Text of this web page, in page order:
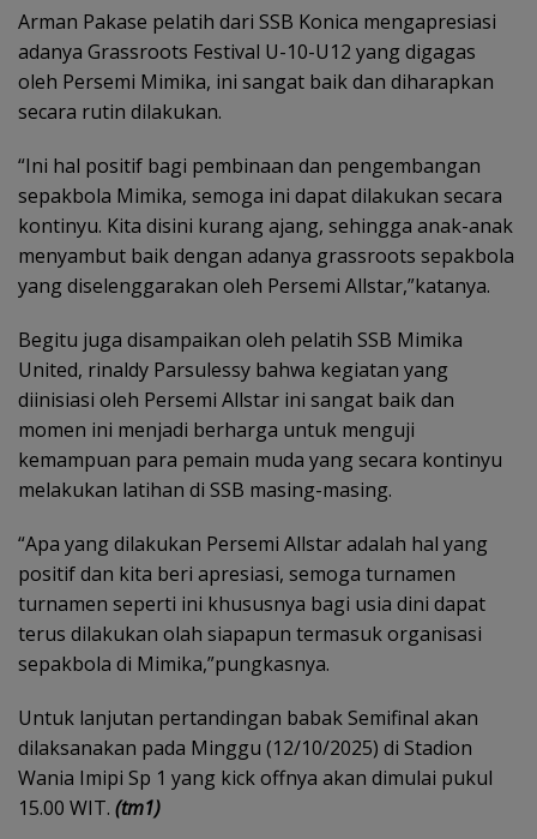
Arman Pakase pelatih dari SSB Konica mengapresiasi
adanya Grassroots Festival U-10-U12 yang digagas
oleh Persemi Mimika, ini sangat baik dan diharapkan
secara rutin dilakukan.
“Ini hal positif bagi pembinaan dan pengembangan
sepakbola Mimika, semoga ini dapat dilakukan secara
kontinyu. Kita disini kurang ajang, sehingga anak-anak
menyambut baik dengan adanya grassroots sepakbola
yang diselenggarakan oleh Persemi Allstar,”katanya.
Begitu juga disampaikan oleh pelatih SSB Mimika
United, rinaldy Parsulessy bahwa kegiatan yang
diinisiasi oleh Persemi Allstar ini sangat baik dan
momen ini menjadi berharga untuk menguji
kemampuan para pemain muda yang secara kontinyu
melakukan latihan di SSB masing-masing.
“Apa yang dilakukan Persemi Allstar adalah hal yang
positif dan kita beri apresiasi, semoga turnamen
turnamen seperti ini khususnya bagi usia dini dapat
terus dilakukan olah siapapun termasuk organisasi
sepakbola di Mimika,”pungkasnya.
Untuk lanjutan pertandingan babak Semifinal akan
dilaksanakan pada Minggu (12/10/2025) di Stadion
Wania Imipi Sp 1 yang kick offnya akan dimulai pukul
15.00 WIT. (tm1)